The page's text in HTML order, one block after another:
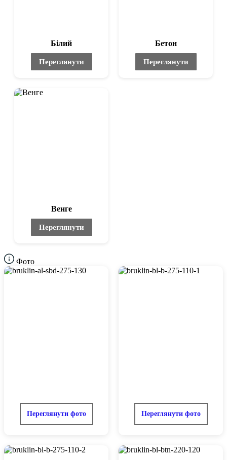
Білий
Переглянути
Бетон
Переглянути
Венге
Переглянути
Фото
Переглянути фото Переглянути фото